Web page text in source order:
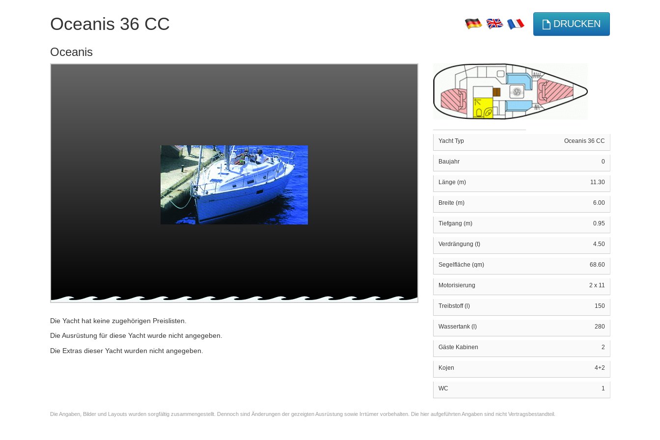
Oceanis 36 CC DRUCKEN
Oceanis
Die Yacht hat keine zugehörigen Preislisten.
Die Ausrüstung für diese Yacht wurde nicht angegeben.
Die Extras dieser Yacht wurden nicht angegeben.
Yacht Typ Oceanis 36 CC
Baujahr 0
Länge (m) 11.30
Breite (m) 6.00
Tiefgang (m) 0.95
Verdrängung (t) 4.50
Segelfläche (qm) 68.60
Motorisierung 2 x 11
Treibstoff (l) 150
Wassertank (l) 280
Gäste Kabinen 2
Kojen 4+2
WC 1
Die Angaben, Bilder und Layouts wurden sorgfältig zusammengestellt. Dennoch sind Änderungen der gezeigten Ausrüstung sowie Irrtümer vorbehalten. Die hier aufgeführten Angaben sind nicht Vertragsbestandteil.